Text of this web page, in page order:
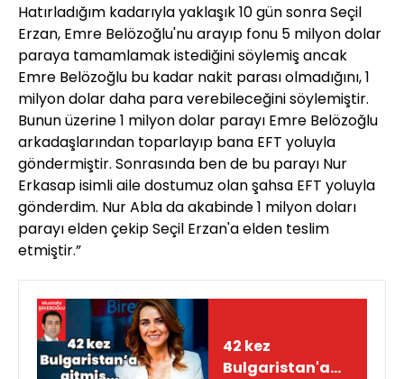
Hatırladığım kadarıyla yaklaşık 10 gün sonra Seçil
Erzan, Emre Belözoğlu'nu arayıp fonu 5 milyon dolar
paraya tamamlamak istediğini söylemiş ancak
Emre Belözoğlu bu kadar nakit parası olmadığını, 1
milyon dolar daha para verebileceğini söylemiştir.
Bunun üzerine 1 milyon dolar parayı Emre Belözoğlu
arkadaşlarından toparlayıp bana EFT yoluyla
göndermiştir. Sonrasında ben de bu parayı Nur
Erkasap isimli aile dostumuz olan şahsa EFT yoluyla
gönderdim. Nur Abla da akabinde 1 milyon doları
parayı elden çekip Seçil Erzan'a elden teslim
etmiştir.”
42 kez
Bulgaristan'a